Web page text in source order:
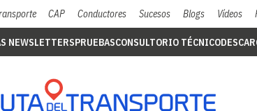
CAP Conductores Sucesos Blogs Vídeos
NEWSLETTERSPRUEBASCONSULTORIO TÉCNICO